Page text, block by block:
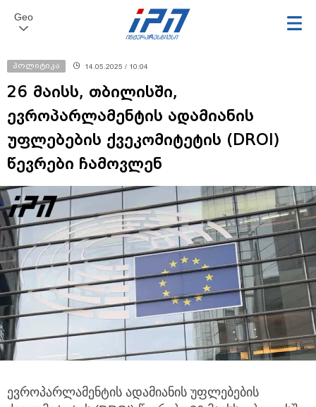
Geo
პოლიტიკა 14.05.2025 / 10:04
26 მაისს, თბილისში,
ევროპარლამენტის ადამიანის
უფლებების ქვეკომიტეტის (DROI)
წევრები ჩამოვლენ
ევროპარლამენტის ადამიანის უფლებების